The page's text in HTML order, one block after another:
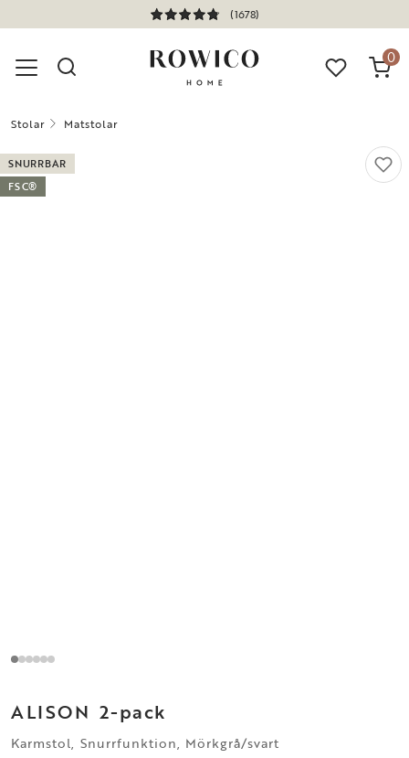
(1678)
0
Stolar Matstolar
SNURRBAR
FSC®
ALISON 2-pack
Karmstol, Snurrfunktion, Mörkgrå/svart